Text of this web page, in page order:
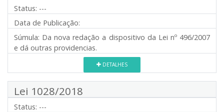
Status: ---
Data de Publicação:
Súmula: Da nova redação a dispositivo da Lei nº 496/2007
e dá outras providencias.
DETALHES
Lei 1028/2018
Status: ---